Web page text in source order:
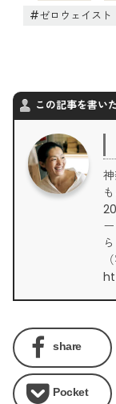
ゼロウェイスト
この記事を書い
share
Pocket